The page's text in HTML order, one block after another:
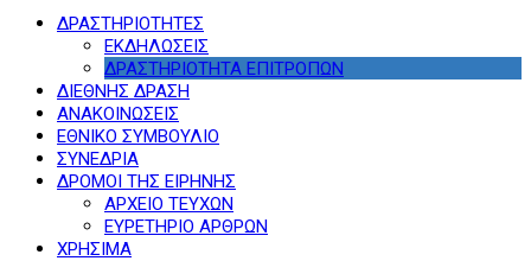
ΔΡΑΣΤΗΡΙΟΤΗΤΕΣ
ΕΚΔΗΛΩΣΕΙΣ
ΔΡΑΣΤΗΡΙΟΤΗΤΑ ΕΠΙΤΡΟΠΩΝ
ΔΙΕΘΝΗΣ ΔΡΑΣΗ
ΑΝΑΚΟΙΝΩΣΕΙΣ
ΕΘΝΙΚΟ ΣΥΜΒΟΥΛΙΟ
ΣΥΝΕΔΡΙΑ
ΔΡΟΜΟΙ ΤΗΣ ΕΙΡΗΝΗΣ
ΑΡΧΕΙΟ ΤΕΥΧΩΝ
ΕΥΡΕΤΗΡΙΟ ΑΡΘΡΩΝ
ΧΡΗΣΙΜΑ